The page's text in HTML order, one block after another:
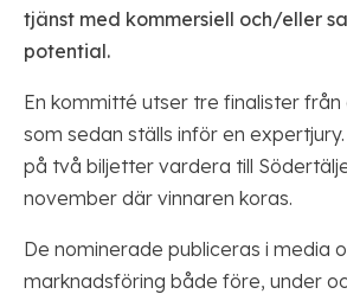
tjänst med kommersiell och/eller
potential.
En kommitté utser tre finalister
som sedan ställs inför en
på två biljetter vardera till
november där vinnaren koras.
De nominerade publiceras i media
marknadsföring både före, under